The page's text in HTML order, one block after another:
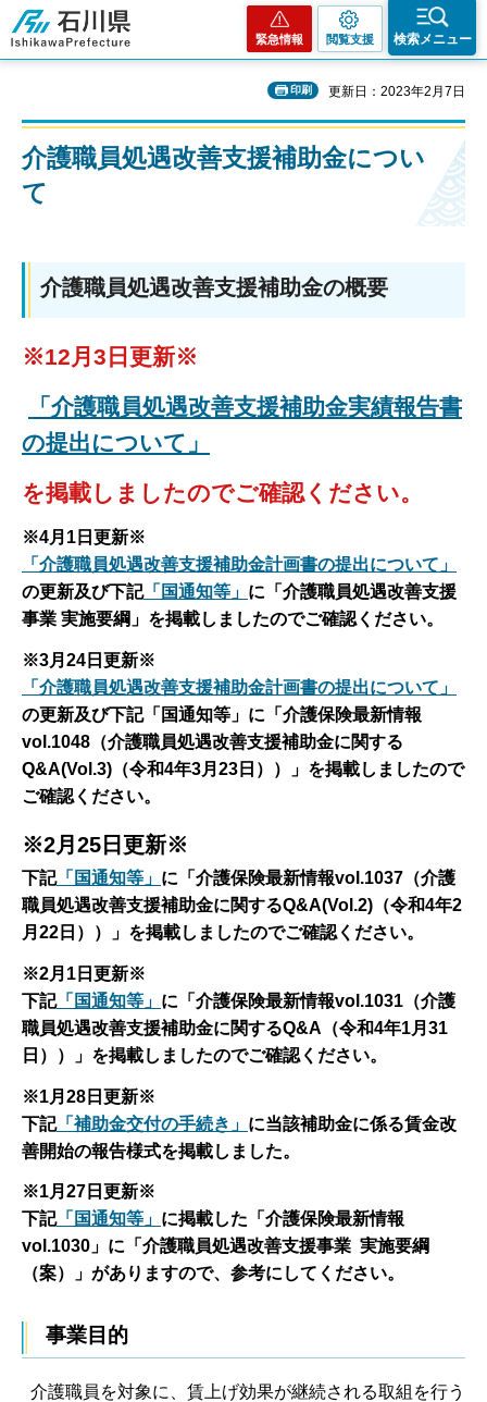
石川県
緊急情報 閲覧支援 検索メニュー
印刷 更新日：2023年2月7日
介護職員処遇改善支援補助金につい
て
介護職員処遇改善支援補助金の概要
※12月3日更新※
「介護職員処遇改善支援補助金実績報告書
の提出について」
を掲載しましたのでご確認ください。
※4月1 日更新※
「介護職員処遇改善支援補助金計画書の提出について」
の更新及び下記「国通知等」 に「介護職員処遇改善支援
事業 実施要綱」を掲載しましたのでご確認ください。
※3月24 日更新※
「介護職員処遇改善支援補助金計画書の提出について」
の更新及び下記「国通知等」に「介護保険最新情報
vol.1048（介護職員処遇改善支援補助金に関する
Q&A(Vol.3)（令和4年3月23日））」を掲載しましたので
ご確認ください。
※2月25 日更新※
下記「国通知等」 に「介護保険最新情報vol.1037（介護
職員処遇改善支援補助金に関するQ&A(Vol.2)（令和4年2
月22日））」を掲載しましたのでご確認ください。
※2月1日更新※
下記「国通知等」 に「介護保険最新情報vol.1031（介護
職員処遇改善支援補助金に関するQ&A（令和4年1月31
日））」を掲載しましたのでご確認ください。
※1月28日更新※
下記「補助金交付の手続き」 に当該補助金に係る賃金改
善開始の報告様式を掲載しました。
※1月27日更新※
下記「国通知等」 に掲載した「介護保険最新情報
vol.1030」に「介護職員処遇改善支援事業 実施要綱
（案）」がありますので、参考にしてください。
事業目的
介護職員を対象に、賃上げ効果が継続される取組を行う